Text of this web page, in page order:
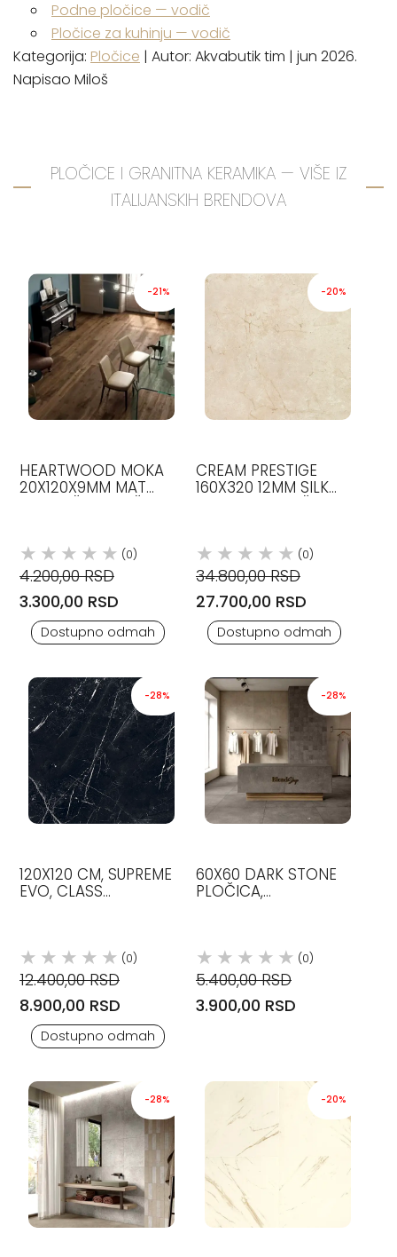
Podne pločice — vodič
Pločice za kuhinju — vodič
Kategorija: Pločice | Autor: Akvabutik tim | jun 2026.
Napisao Miloš
PLOČICE I GRANITNA KERAMIKA — VIŠE IZ
ITALIJANSKIH BRENDOVA
-21%
HEARTWOOD MOKA
20X120X9MM MAT
(0)
4.200,00 RSD
3.300,00 RSD
Dostupno odmah
-20%
CREAM PRESTIGE
160X320 12MM SILK
(0)
34.800,00 RSD
27.700,00 RSD
Dostupno odmah
-28%
120X120 CM, SUPREME
EVO, CLASS
(0)
12.400,00 RSD
8.900,00 RSD
Dostupno odmah
-28%
60X60 DARK STONE
PLOČICA,
(0)
5.400,00 RSD
3.900,00 RSD
-28% -20%